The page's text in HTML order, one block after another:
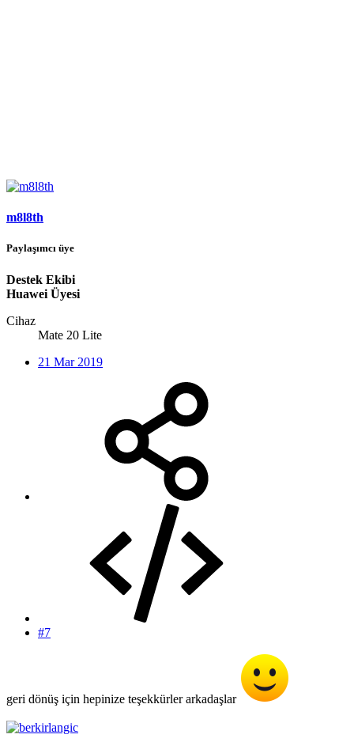
m8l8th
Paylaşımcı üye
Destek Ekibi
Huawei Üyesi
Cihaz
Mate 20 Lite
21 Mar 2019
#7
geri dönüş için hepinize teşekkürler arkadaşlar